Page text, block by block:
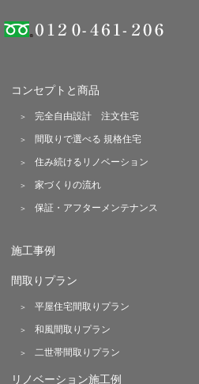
コンセプトと商品
完全自由設計 注文住宅
間取りで選べる 規格住宅
住み続けるリノベーション
家づくりの流れ
保証・アフターメンテナンス
施工事例
間取りプラン
平屋住宅間取りプラン
和風間取りプラン
二世帯間取りプラン
リノベーション施工例